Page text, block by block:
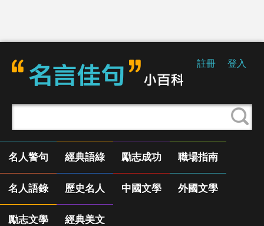
註冊 登入
名人警句 經典語綠 勵志成功 職場指南
名人語錄 歷史名人 中國文學 外國文學
勵志文學 經典美文